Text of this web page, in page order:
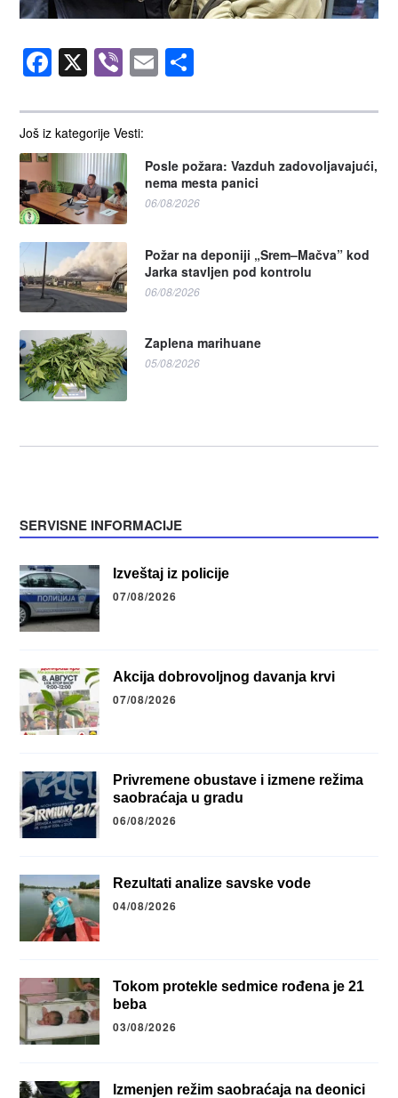
Još iz kategorije Vesti:
Posle požara: Vazduh zadovoljavajući,
nema mesta panici
06/08/2026
Požar na deponiji „Srem–Mačva” kod
Jarka stavljen pod kontrolu
06/08/2026
Zaplena marihuane
05/08/2026
Facebook
X ViberEmail
SERVISNE INFORMACIJE
Izveštaj iz policije
07/08/2026
Akcija dobrovoljnog davanja krvi
07/08/2026
Privremene obustave i izmene režima
saobraćaja u gradu
06/08/2026
Rezultati analize savske vode
04/08/2026
Tokom protekle sedmice rođena je 21
beba
03/08/2026
Izmenjen režim saobraćaja na deonici